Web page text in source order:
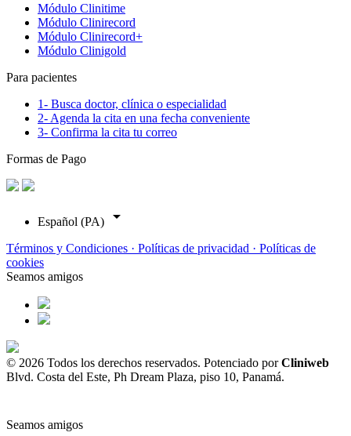
Módulo Clinitime
Módulo Clinirecord
Módulo Clinirecord+
Módulo Clinigold
Para pacientes
1- Busca doctor, clínica o especialidad
2- Agenda la cita en una fecha conveniente
3- Confirma la cita tu correo
Formas de Pago
Español (PA) arrow_drop_down
Términos y Condiciones · Políticas de privacidad · Políticas de
cookies
Seamos amigos
© 2026 Todos los derechos reservados. Potenciado porCliniweb
Blvd. Costa del Este, Ph Dream Plaza, piso 10, Panamá.
Seamos amigos